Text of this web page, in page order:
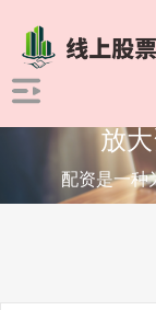
放
配资是一种